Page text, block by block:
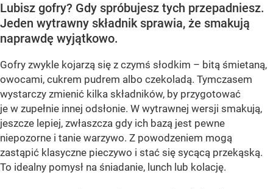
Lubisz gofry? Gdy spróbujesz tych przepadniesz.
Jeden wytrawny składnik sprawia, że smakują
naprawdę wyjątkowo.
Gofry zwykle kojarzą się z czymś słodkim – bitą śmietaną,
owocami, cukrem pudrem albo czekoladą. Tymczasem
wystarczy zmienić kilka składników, by przygotować
je w zupełnie innej odsłonie. W wytrawnej wersji smakują,
jeszcze lepiej, zwłaszcza gdy ich bazą jest pewne
niepozorne i tanie warzywo. Z powodzeniem mogą
zastąpić klasyczne pieczywo i stać się sycącą przekąską.
To idealny pomysł na śniadanie, lunch lub kolację.